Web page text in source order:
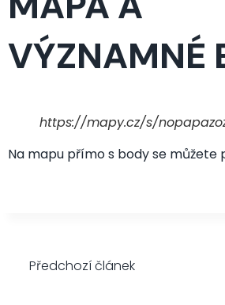
VÝZNAMNÉ
https://mapy.cz/s/
Na mapu přímo s body se můžete
Předchozí článek